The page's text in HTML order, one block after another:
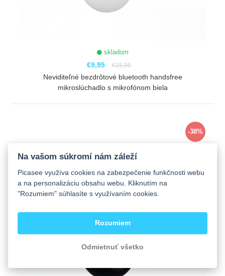
skladom
€9,95 €15,95
Neviditeľné bezdrôtové bluetooth handsfree
mikroslúchadlo s mikrofónom biela
-38%
Na vašom súkromí nám záleží
Picasee využíva cookies na zabezpečenie funkčnosti webu
a na personalizáciu obsahu webu. Kliknutím na
"Rozumiem" súhlasíte s využívaním cookies.
Rozumiem
Odmietnuť všetko